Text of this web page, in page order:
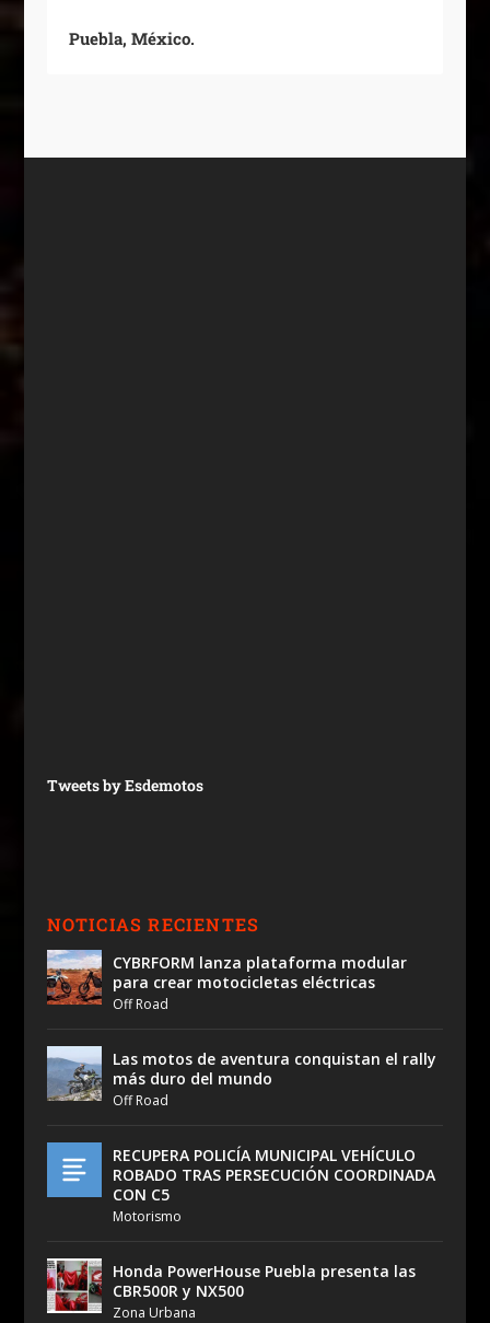
Puebla, México.
Tweets by Esdemotos
NOTICIAS RECIENTES
CYBRFORM lanza plataforma modular
para crear motocicletas eléctricas
Off Road
Las motos de aventura conquistan el rally
más duro del mundo
Off Road
RECUPERA POLICÍA MUNICIPAL VEHÍCULO
ROBADO TRAS PERSECUCIÓN COORDINADA
CON C5
Motorismo
Honda PowerHouse Puebla presenta las
CBR500R y NX500
Zona Urbana